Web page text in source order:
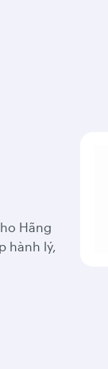
Hãng
hành lý,